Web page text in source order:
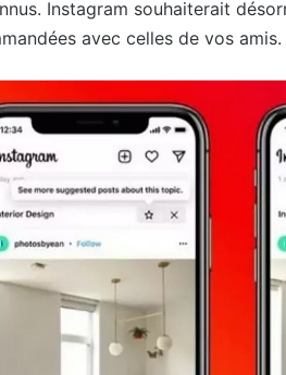
Instagram souhaiterait
avec celles de vos amis.